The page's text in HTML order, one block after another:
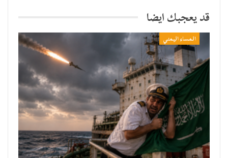
قد يعجبك ايضا
المساء اليمني